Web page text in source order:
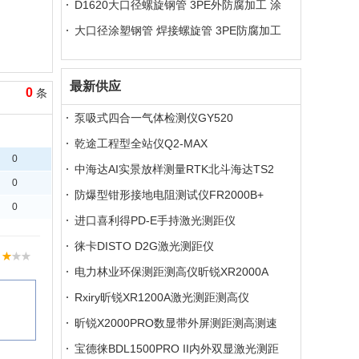
0 条
焊接安装
D1620大口径螺旋钢管 3PE外防腐加工 涂
塑防腐制作
大口径涂塑钢管 焊接螺旋管 3PE防腐加工
最新供应
泵吸式四合一气体检测仪GY520
乾途工程型全站仪Q2-MAX
中海达AI实景放样测量RTK北斗海达TS2
防爆型钳形接地电阻测试仪FR2000B+
进口喜利得PD-E手持激光测距仪
徕卡DISTO D2G激光测距仪
电力林业环保测距测高仪昕锐XR2000A
Rxiry昕锐XR1200A激光测距测高仪
昕锐X2000PRO数显带外屏测距测高测速
仪
宝德徕BDL1500PRO II内外双显激光测距